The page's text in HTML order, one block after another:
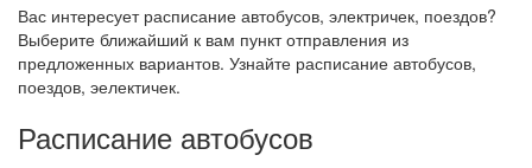
Вас интересует расписание автобусов, электричек, поездов?
Выберите ближайший к вам пункт отправления из
предложенных вариантов. Узнайте расписание автобусов,
поездов, эелектичек.
Расписание автобусов